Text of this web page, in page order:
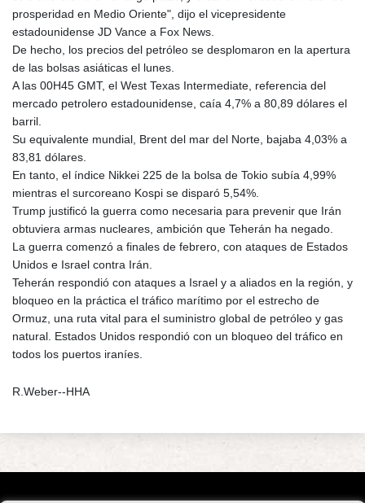
prosperidad en Medio Oriente", dijo el vicepresidente
estadounidense JD Vance a Fox News.
De hecho, los precios del petróleo se desplomaron en la apertura
de las bolsas asiáticas el lunes.
A las 00H45 GMT, el West Texas Intermediate, referencia del
mercado petrolero estadounidense, caía 4,7% a 80,89 dólares el
barril.
Su equivalente mundial, Brent del mar del Norte, bajaba 4,03% a
83,81 dólares.
En tanto, el índice Nikkei 225 de la bolsa de Tokio subía 4,99%
mientras el surcoreano Kospi se disparó 5,54%.
Trump justificó la guerra como necesaria para prevenir que Irán
obtuviera armas nucleares, ambición que Teherán ha negado.
La guerra comenzó a finales de febrero, con ataques de Estados
Unidos e Israel contra Irán.
Teherán respondió con ataques a Israel y a aliados en la región, y
bloqueo en la práctica el tráfico marítimo por el estrecho de
Ormuz, una ruta vital para el suministro global de petróleo y gas
natural. Estados Unidos respondió con un bloqueo del tráfico en
todos los puertos iraníes.
R.Weber--HHA